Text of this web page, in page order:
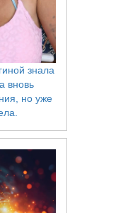
знала
вновь
но уже